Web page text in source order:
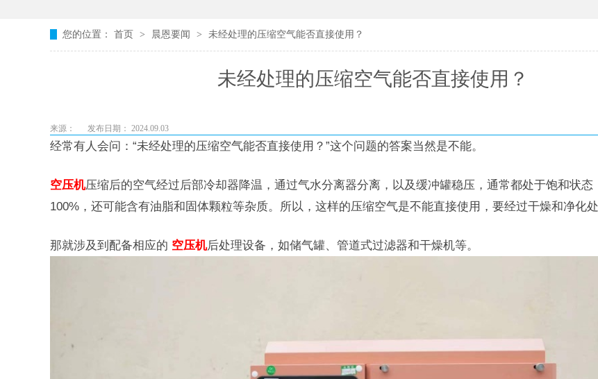
您的位置： 首页 > 晨恩要闻 > 未经处理的压缩空气能否直接使用？
未经处理的压缩空气能否直接使用？
来源： 发布日期： 2024.09.03
经常有人会问：“未经处理的压缩空气能否直接使用？”这个问题的答案当然是不能。
空压机压缩后的空气经过后部冷却器降温，通过气水分离器分离，以及缓冲罐稳压，通常都处于饱和状态
100%，还可能含有油脂和固体颗粒等杂质。所以，这样的压缩空气是不能直接使用，要经过干燥和净化处
那就涉及到配备相应的 空压机后处理设备，如储气罐、管道式过滤器和干燥机等。